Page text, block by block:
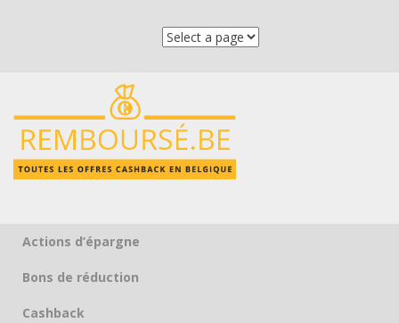
Skip to content
Actions d’épargne
Bons de réduction
Cashback